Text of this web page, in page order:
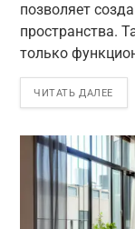
позволяет
пространства.
только
ЧИТАТЬ ДАЛЕЕ